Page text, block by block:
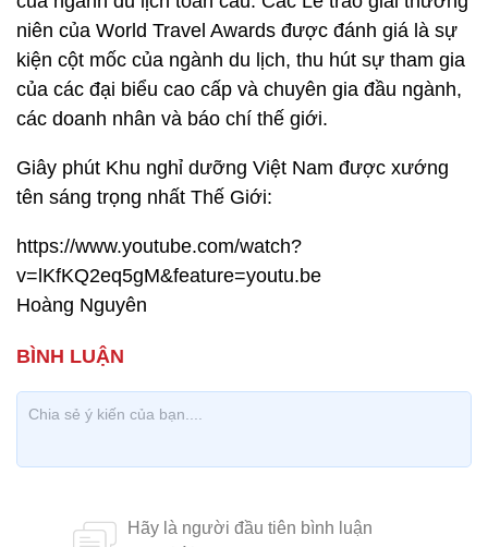
niên của World Travel Awards được đánh giá là sự
kiện cột mốc của ngành du lịch, thu hút sự tham gia
của các đại biểu cao cấp và chuyên gia đầu ngành,
các doanh nhân và báo chí thế giới.
Giây phút Khu nghỉ dưỡng Việt Nam được xướng
tên sáng trọng nhất Thế Giới:
https://www.youtube.com/watch?
v=lKfKQ2eq5gM&feature=youtu.be
Hoàng Nguyên